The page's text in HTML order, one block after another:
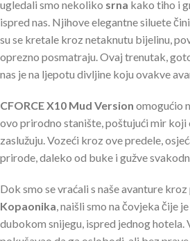
ugledali smo nekoliko srna kako tiho i
ispred nas. Njihove elegantne siluete
su se kretale kroz netaknutu bijelinu,
oprezno posmatraju. Ovaj trenutak,
nas je na ljepotu divljine koju ovakve
CFORCE X10 Mud Version omogućio
ovo prirodno stanište, poštujući mir koji
zaslužuju. Vozeći kroz ove predele,
prirode, daleko od buke i gužve
Dok smo se vraćali s naše avanture
Kopaonika, naišli smo na čovjeka čije
dubokom snijegu, ispred jednog hotela.